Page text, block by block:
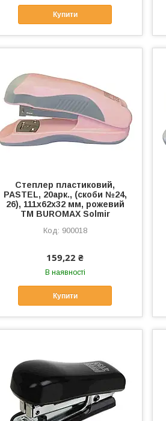
Купити
Степлер пластиковий,
PASTEL, 20арк., (скоби №24,
26), 111х62х32 мм, рожевий
ТМ BUROMAX Solmir
900018
159,22 ₴
В наявності
Купити